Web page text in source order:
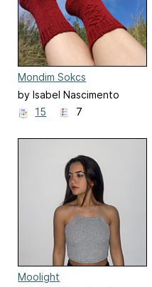
Mondim Sokcs
by Isabel Nascimento
15
7
Moolight